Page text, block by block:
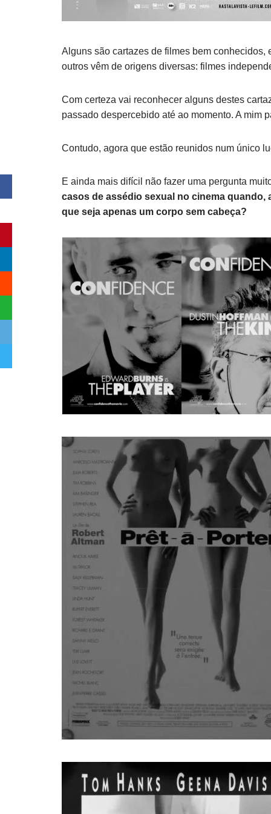
Alguns são cartazes de filmes bem
outros vêm de origens diversas: filmes
Com certeza vai reconhecer alguns destes
passado despercebido até ao momento. A mim
Contudo, agora que estão reunidos num único
E ainda mais difícil não fazer uma pergunta
casos de assédio sexual no cinema quando,
que seja apenas um corpo sem cabeça?